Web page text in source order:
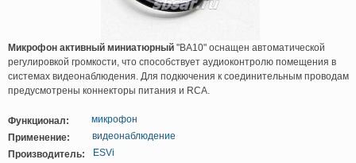
Микрофон активный миниатюрный "BA10" оснащен автоматической
регулировкой громкости, что способствует аудиоконтролю помещения в
системах видеонаблюдения. Для подкючения к соединительным проводам
предусмотрены коннекторы питания и RCA.
Функционал:
микрофон
Применение:
видеонаблюдение
Производитель:
ESVi